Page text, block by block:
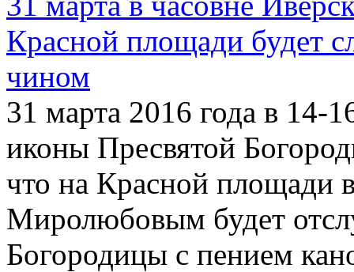
Красной площади будет
чином
31 марта 2016 года в 14-
иконы Пресвятой
что на Красной площади
Миролюбовым будет
Богородицы с пением